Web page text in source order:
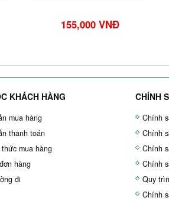
155,000 VNĐ
KHÁCH HÀNG
mua hàng
thanh toán
mua hàng
hàng
đi
CHÍNH
Chính
Chính
Chính
Chính
Quy
Chính